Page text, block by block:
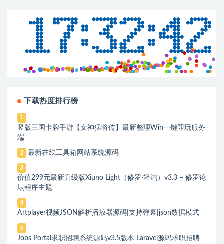
下载热度排行榜
1
竖版三国卡牌手游【女神猛将传】最新整理Win一键即玩服务
端
2 最新在线工具箱网站系统源码
3
价值299元最新升级版Xiuno Light（修罗·轻鸿）v3.3 – 修罗论
坛程序主题
4
Artplayer视频JSON解析播放器源码|支持弹幕|json数据模式
5
Jobs Portal求职招聘系统源码v3.5版本 Laravel源码求职招聘